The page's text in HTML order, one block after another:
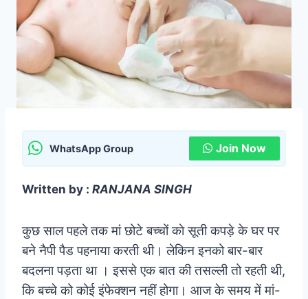
WhatsApp Group Join Now
Written by : RANJANA SINGH
कुछ साल पहले तक मां छोटे बच्चों काे सूती कपड़े के घर पर
बने नैपी पैड पहनाया करती थी। लेकिन इनको बार-बार
बदलना पड़ता था । इससे एक बात की तसल्ली तो रहती थी,
कि बच्चे को कोई इंफेक्शन नहीं होगा। आज के समय में मां-